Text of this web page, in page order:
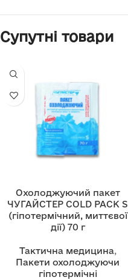
Супутні товари
Охолоджуючий пакет
ЧУГАЙСТЕР COLD PACK S
(гіпотермічний, миттєвої
дії) 70 г
Тактична медицина,
Пакети охолоджуючи
гіпотермічні